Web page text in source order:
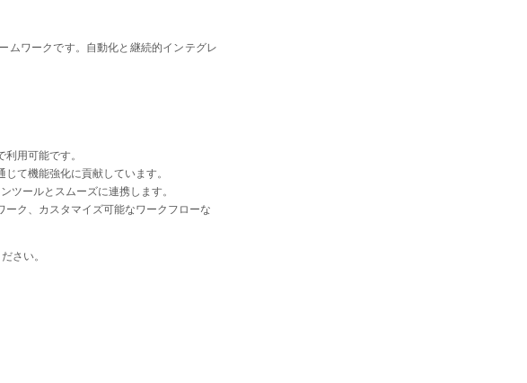
ムワークです。自動化と継続的インテグレ
用可能です。
て機能強化に貢献しています。
ツールとスムーズに連携します。
ク、カスタマイズ可能なワークフローな
さい。